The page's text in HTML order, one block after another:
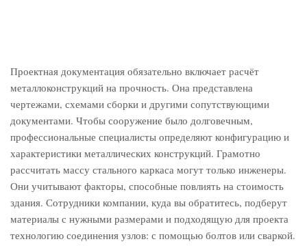
Проектная документация обязательно включает расчёт
металлоконструкций на прочность. Она представлена
чертежами, схемами сборки и другими сопутствующими
документами. Чтобы сооружение было долговечным,
профессиональные специалисты определяют конфигурацию и
характеристики металлических конструкций. Грамотно
рассчитать массу стального каркаса могут только инженеры.
Они учитывают факторы, способные повлиять на стоимость
здания. Сотрудники компании, куда вы обратитесь, подберут
материалы с нужными размерами и подходящую для проекта
технологию соединения узлов: с помощью болтов или сваркой.